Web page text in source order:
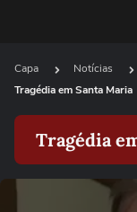
Capa Notícias
Tragédia em Santa Maria
Tragédia